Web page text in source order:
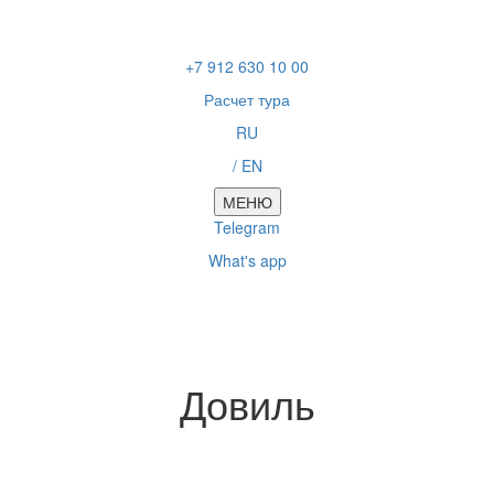
+7 912 630 10 00
Расчет тура
RU
/ EN
МЕНЮ
Telegram
What's app
Довиль